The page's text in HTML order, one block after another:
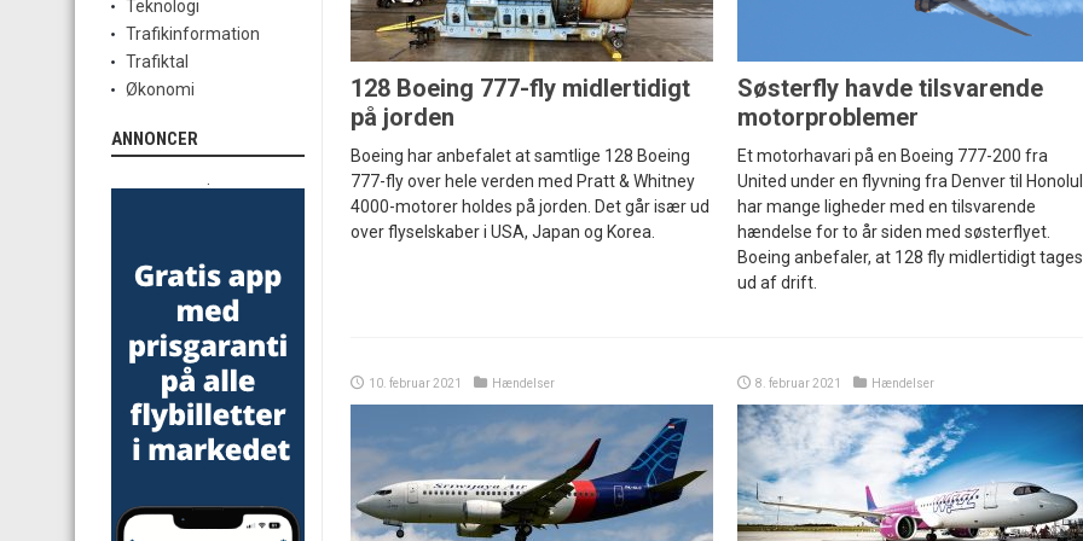
128 Boeing 777-fly midlertidigt
på jorden
Boeing har anbefalet at samtlige 128 Boeing
777-fly over hele verden med Pratt & Whitney
4000-motorer holdes på jorden. Det går især ud
over flyselskaber i USA, Japan og Korea.
Søsterfly havde tilsvarende
motorproblemer
Et motorhavari på en Boeing 777-200 fra
United under en flyvning fra Denver til
har mange ligheder med en tilsvarende
hændelse for to år siden med søsterflyet.
Boeing anbefaler, at 128 fly midlertidigt tages
ud af drift.
10. februar 2021 Hændelser 8. februar 2021 Hændelser
Teknologi
Trafikinformation
Trafiktal
Økonomi
ANNONCER